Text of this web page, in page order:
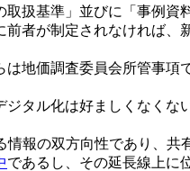
扱基準」並びに「事例資
者が制定されなければ、
地価調査委員会所管事項
タル化は好ましくなくな
情報の双方向性であり、共
であるし、その延長線上に